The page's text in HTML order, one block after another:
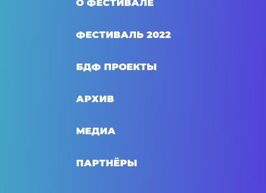
О ФЕСТИВАЛЕ
ФЕСТИВАЛЬ 2022
БДФ ПРОЕКТЫ
АРХИВ
МЕДИА
ПАРТНЁРЫ